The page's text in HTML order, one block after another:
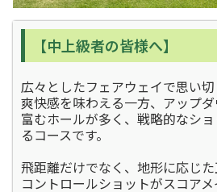
【中上級者の皆様へ】
広々としたフェアウェイで思い
爽快感を味わえる一方、アップ
富むホールが多く、戦略的なシ
るコースです。
飛距離だけでなく、地形に応じ
コントロールショットがスコアメ